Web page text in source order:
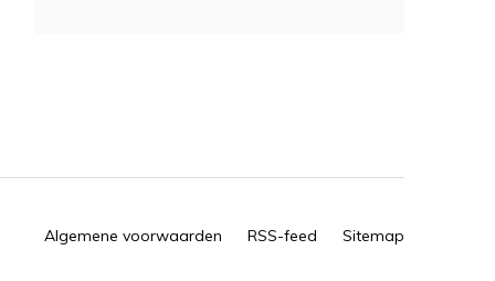
Algemene voorwaarden RSS-feed Sitemap